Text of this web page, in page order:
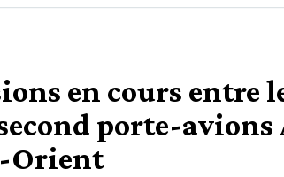
en cours entre
porte-avions
Orient